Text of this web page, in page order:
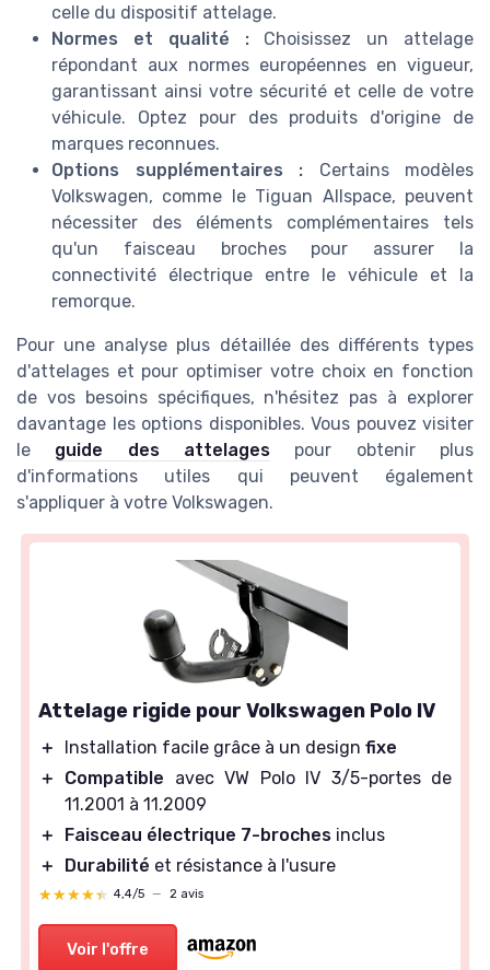
celle du dispositif attelage.
Normes et qualité :Choisissez un attelage
répondant aux normes européennes en vigueur,
garantissant ainsi votre sécurité et celle de votre
véhicule. Optez pour des produits d'origine de
marques reconnues.
Options supplémentaires : Certains modèles
Volkswagen, comme le Tiguan Allspace, peuvent
nécessiter des éléments complémentaires tels
qu'un faisceau broches pour assurer la
connectivité électrique entre le véhicule et la
remorque.
Pour une analyse plus détaillée des différents types
d'attelages et pour optimiser votre choix en fonction
de vos besoins spécifiques, n'hésitez pas à explorer
davantage les options disponibles. Vous pouvez visiter
le guide des attelages pour obtenir plus
d'informations utiles qui peuvent également
s'appliquer à votre Volkswagen.
Attelage rigide pour Volkswagen Polo IV
＋ Installation facile grâce à un design fixe
＋
Compatible avec VW Polo IV 3/5-portes de
11.2001 à 11.2009
＋
Faisceau électrique 7-broches inclus
＋
Durabilité et résistance à l'usure
★★★★★
★★★★★ 4,4/5 — 2 avis
Voir l'offre